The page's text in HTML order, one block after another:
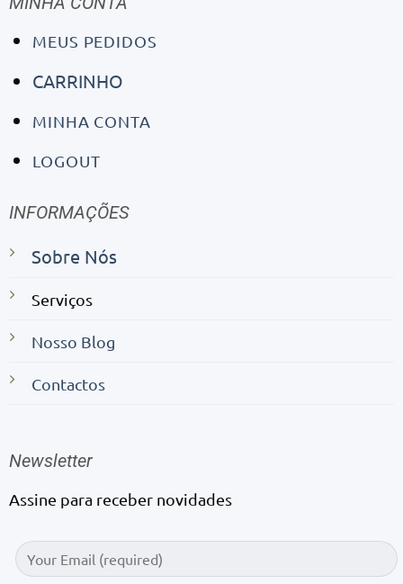
MEUS PEDIDOS
CARRINHO
MINHA CONTA
LOGOUT
INFORMAÇÕES
Sobre Nós
Serviços
Nosso Blog
Contactos
Newsletter
Assine para receber novidades